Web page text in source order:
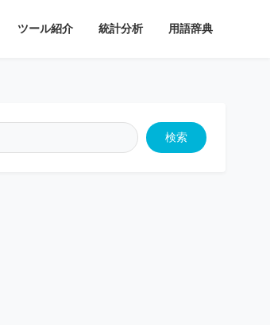
ツール紹介 統計分析 用語辞典
検索